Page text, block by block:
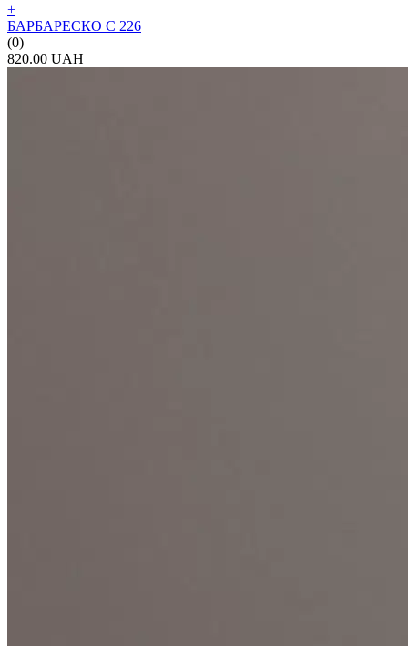
+
БАРБАРЕСКО С 226
(0)
820.00 UAH